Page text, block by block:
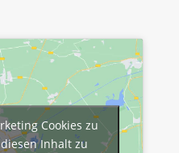
Cookies zu
Inhalt zu